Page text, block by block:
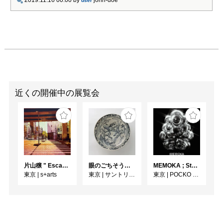
近くの開催中の展覧会
片山穣 " Escape to unravel "
東京
s+arts
眼のごちそう 食器
東京
サントリー美術館
MEMOKA ; Stability is Temporary
東京
POCKO GALLERY TOKYO